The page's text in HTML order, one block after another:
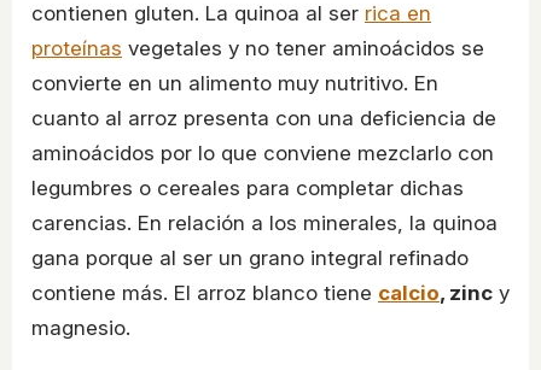
contienen gluten. La quinoa al ser rica en
proteínas vegetales y no tener aminoácidos se
convierte en un alimento muy nutritivo. En
cuanto al arroz presenta con una deficiencia de
aminoácidos por lo que conviene mezclarlo con
legumbres o cereales para completar dichas
carencias. En relación a los minerales, la quinoa
gana porque al ser un grano integral refinado
contiene más. El arroz blanco tiene calcio, zinc y
magnesio.